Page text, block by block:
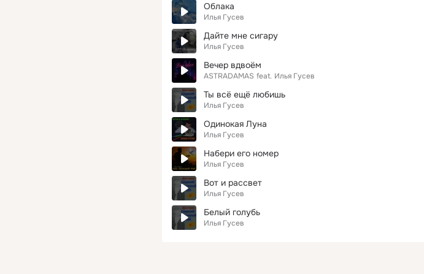
Облака
Илья Гусев
Дайте мне сигару
Илья Гусев
Вечер вдвоём
ASTRADAMAS feat. Илья Гусев
Ты всё ещё любишь
Илья Гусев
Одинокая Луна
Илья Гусев
Набери его номер
Илья Гусев
Вот и рассвет
Илья Гусев
Белый голубь
Илья Гусев